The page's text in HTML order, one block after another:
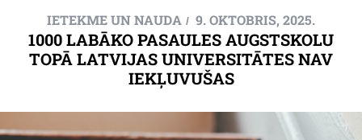
IETEKME UN NAUDA 9. OKTOBRIS, 2025.
1000 LABĀKO PASAULES AUGSTSKOLU
TOPĀ LATVIJAS UNIVERSITĀTES NAV
IEKĻUVUŠAS